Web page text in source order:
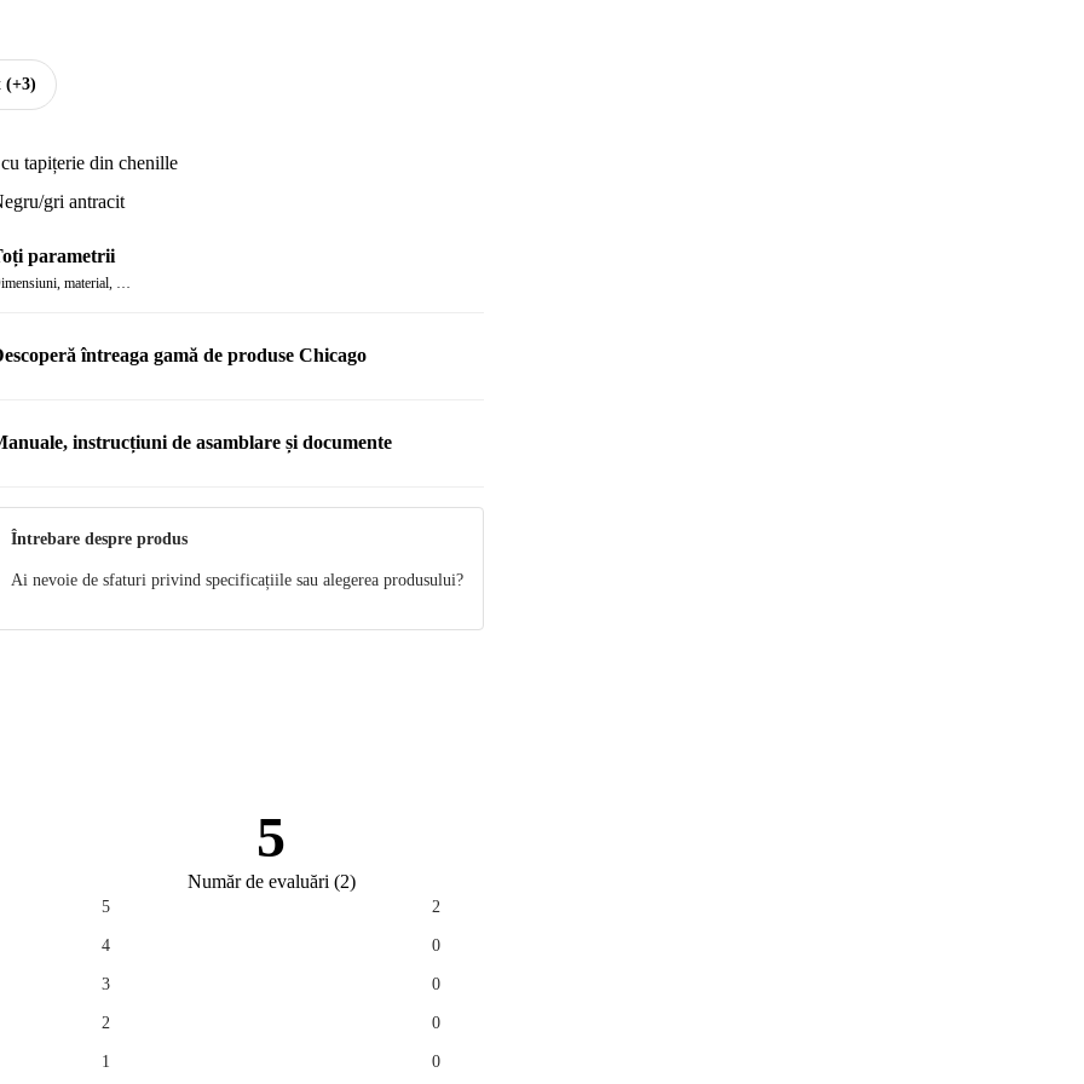
(+3)
tapițerie din chenille
gri antracit
parametrii
material, …
întreaga gamă de produse Chicago
instrucțiuni de asamblare și documente
Întreținere
3d model (.obj)
Întrebare despre produs
Ai nevoie de sfaturi privind specificațiile sau alegerea produsului?
5
Număr de evaluări (2)
5 2
4 0
3 0
2 0
1 0